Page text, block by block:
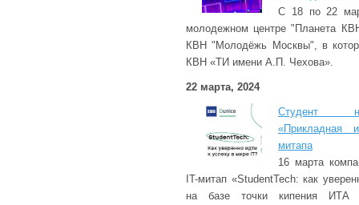
С 18 по 22
молодежном центре "Планета
КВН "Молодёжь Москвы", в
КВН «ТИ имени А.П. Чехова».
22 марта, 2024
Студент
«Прикладная
митапа
16 марта
IT-митап «StudentTech: как
на базе точки кипения